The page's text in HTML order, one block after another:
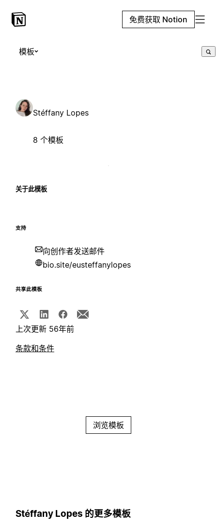
免费获取 Notion
模板
Stéffany Lopes
8 个模板
关于此模板
支持
向创作者发送邮件
bio.site/eusteffanylopes
共享此模板
上次更新 56年前
条款和条件
浏览模板
Stéffany Lopes 的更多模板